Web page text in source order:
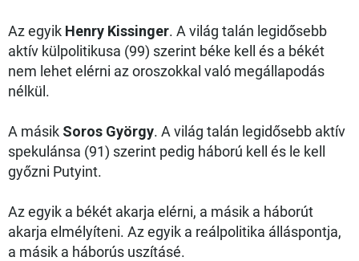
Az egyik Henry Kissinger. A világ talán legidősebb
aktív külpolitikusa (99) szerint béke kell és a békét
nem lehet elérni az oroszokkal való megállapodás
nélkül.
A másik Soros György. A világ talán legidősebb aktív
spekulánsa (91) szerint pedig háború kell és le kell
győzni Putyint.
Az egyik a békét akarja elérni, a másik a háborút
akarja elmélyíteni. Az egyik a reálpolitika álláspontja,
a másik a háborús uszításé.